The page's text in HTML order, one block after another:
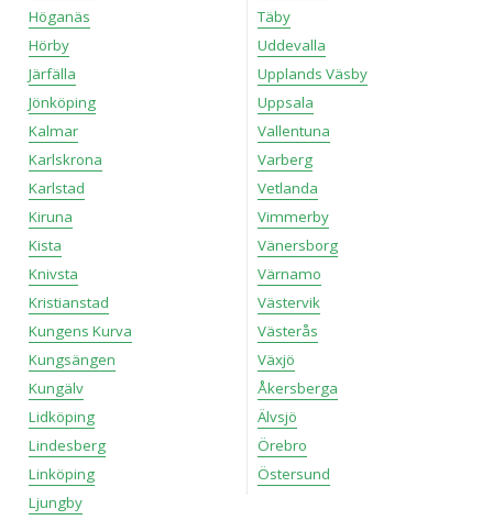
Höganäs
Hörby
Järfälla
Jönköping
Kalmar
Karlskrona
Karlstad
Kiruna
Kista
Knivsta
Kristianstad
Kungens Kurva
Kungsängen
Kungälv
Lidköping
Lindesberg
Linköping
Ljungby
Täby
Uddevalla
Upplands Väsby
Uppsala
Vallentuna
Varberg
Vetlanda
Vimmerby
Vänersborg
Värnamo
Västervik
Västerås
Växjö
Åkersberga
Älvsjö
Örebro
Östersund